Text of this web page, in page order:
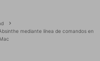
mediante línea de comandos en